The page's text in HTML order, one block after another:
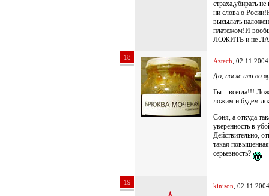
страха,убирать
ни слова о
высылать
платежом!И
ЛОЖИТЬ и не
18 Aztech ,
До, после или во
Гы…всегда!!!
ложим и будем
Соня, а откуда
уверенность в
Действительно,
такая повышенная
серьезность?
19 kinison ,